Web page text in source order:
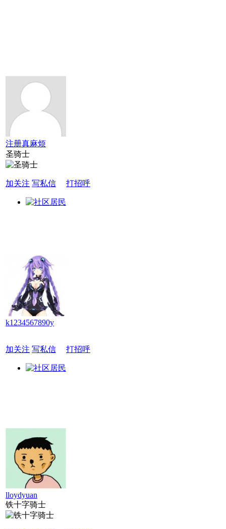
注册真麻烦
圣骑士
加关注 写私信 打招呼
k1234567890y
加关注 写私信 打招呼
lloydyuan
铁十字骑士